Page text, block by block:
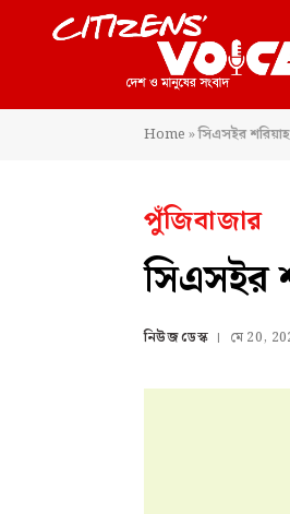
Home»সিএসইর
পুঁজিবাজার
সিএসইর
নিউজ ডেস্ক মে 20,